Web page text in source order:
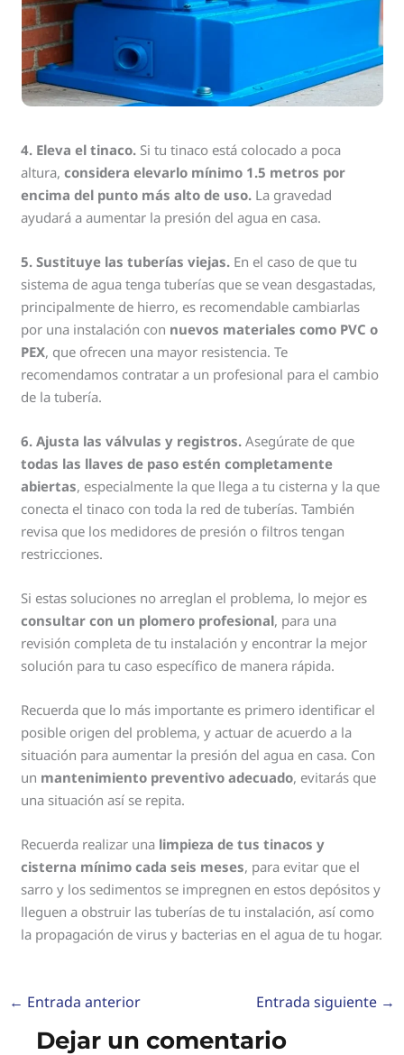
4. Eleva el tinaco. Si tu tinaco está colocado a poca
altura,considera elevarlo mínimo 1.5 metros por
encima del punto más alto de uso. La gravedad
ayudará a aumentar la presión del agua en casa.
5. Sustituye las tuberías viejas. En el caso de que tu
sistema de agua tenga tuberías que se vean desgastadas,
principalmente de hierro, es recomendable cambiarlas
por una instalación con nuevos materiales como PVC o
PEX, que ofrecen una mayor resistencia. Te
recomendamos contratar a un profesional para el cambio
de la tubería.
6. Ajusta las válvulas y registros. Asegúrate de que
todas las llaves de paso estén completamente
abiertas, especialmente la que llega a tu cisterna y la que
conecta el tinaco con toda la red de tuberías. También
revisa que los medidores de presión o filtros tengan
restricciones.
Si estas soluciones no arreglan el problema, lo mejor es
consultar con un plomero profesional, para una
revisión completa de tu instalación y encontrar la mejor
solución para tu caso específico de manera rápida.
Recuerda que lo más importante es primero identificar el
posible origen del problema, y actuar de acuerdo a la
situación para aumentar la presión del agua en casa. Con
un mantenimiento preventivo adecuado, evitarás que
una situación así se repita.
Recuerda realizar una limpieza de tus tinacos y
cisterna mínimo cada seis meses, para evitar que el
sarro y los sedimentos se impregnen en estos depósitos y
lleguen a obstruir las tuberías de tu instalación, así como
la propagación de virus y bacterias en el agua de tu hogar.
← Entrada anterior Entrada siguiente →
Dejar un comentario